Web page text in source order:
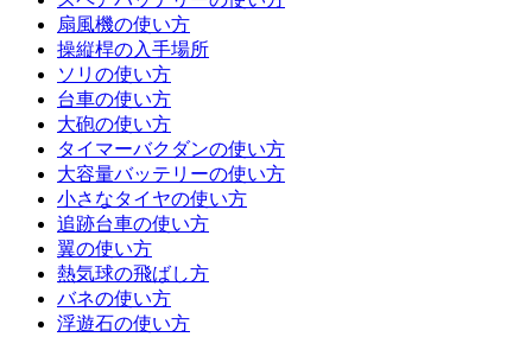
扇風機の使い方
操縦桿の入手場所
ソリの使い方
台車の使い方
大砲の使い方
タイマーバクダンの使い方
大容量バッテリーの使い方
小さなタイヤの使い方
追跡台車の使い方
翼の使い方
熱気球の飛ばし方
バネの使い方
浮遊石の使い方